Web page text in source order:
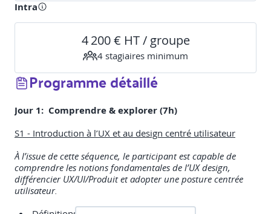
Intra
4 200 € HT / groupe
4 stagiaires minimum
Programme détaillé
Jour 1: Comprendre & explorer (7h)
S1 - Introduction à l’UX et au design centré utilisateur
À l’issue de cette séquence, le participant est capable de
comprendre les notions fondamentales de l’UX design,
différencier UX/UI/Produit et adopter une posture centrée
utilisateur.